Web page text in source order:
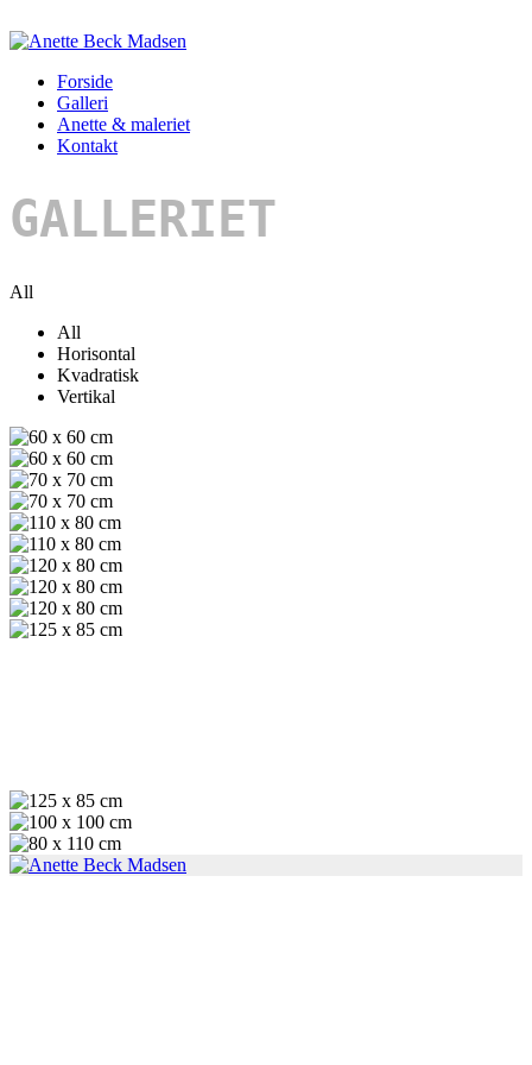
Forside
Galleri
Anette & maleriet
Kontakt
GALLERIET
All
All
Horisontal
Kvadratisk
Vertikal